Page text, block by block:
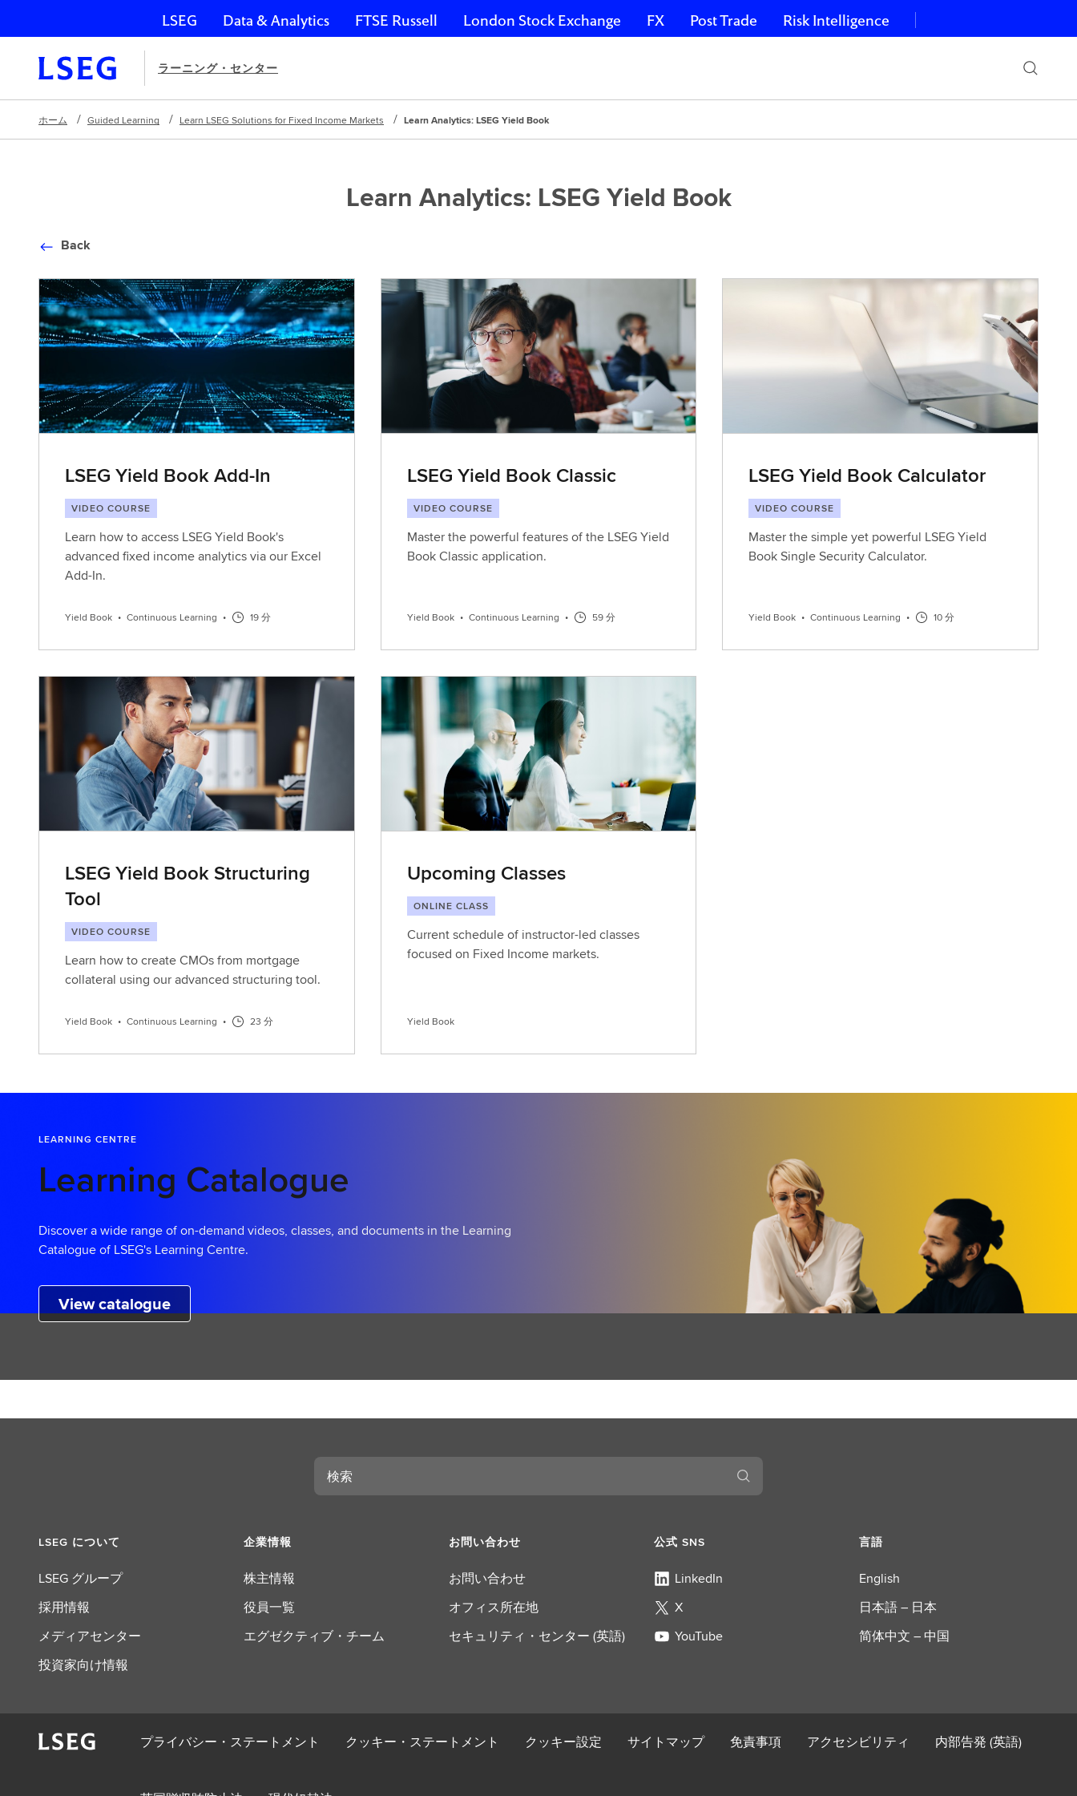
ナビゲーションをスキップ
LSEG Data & Analytics FTSE Russell London Stock Exchange FX Post Trade Risk Intelligence
ラーニング・センター
ホーム Guided Learning Learn LSEG Solutions for Fixed Income Markets Learn Analytics: LSEG Yield Book
Learn Analytics: LSEG Yield Book
Back
LSEG Yield Book Add-In
VIDEO COURSE
Learn how to access LSEG Yield Book's
advanced fixed income analytics via our Excel
Add-In.
Yield Book • Continuous Learning • 19 分
LSEG Yield Book Classic
VIDEO COURSE
Master the powerful features of the LSEG Yield
Book Classic application.
Yield Book • Continuous Learning • 59 分
LSEG Yield Book Calculator
VIDEO COURSE
Master the simple yet powerful LSEG Yield
Book Single Security Calculator.
Yield Book • Continuous Learning • 10 分
LSEG Yield Book Structuring
Tool
VIDEO COURSE
Learn how to create CMOs from mortgage
collateral using our advanced structuring tool.
Yield Book • Continuous Learning • 23 分
Upcoming Classes
ONLINE CLASS
Current schedule of instructor-led classes
focused on Fixed Income markets.
Yield Book
LEARNING CENTRE
Learning Catalogue
Discover a wide range of on-demand videos, classes, and documents in the Learning
Catalogue of LSEG's Learning Centre.
View catalogue
検
LSEG について
LSEG グループ
採用情報
メディアセンター
投資家向け情報
企業情報
株主情報
役員一覧
エグゼクティブ・チーム
お問い合わせ
お問い合わせ
オフィス所在地
セキュリティ・センター (英語)
公式 SNS
LinkedIn
X
YouTube
言語
English
日本語 – 日本
简体中文 – 中国
プライバシー・ステートメント クッキー・ステートメント クッキー設定 サイトマップ 免責事項 アクセシビリティ 内部告発 (英語)